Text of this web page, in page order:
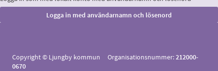
Copyright © Ljungby kommun Organisationsnummer:212000-
0670